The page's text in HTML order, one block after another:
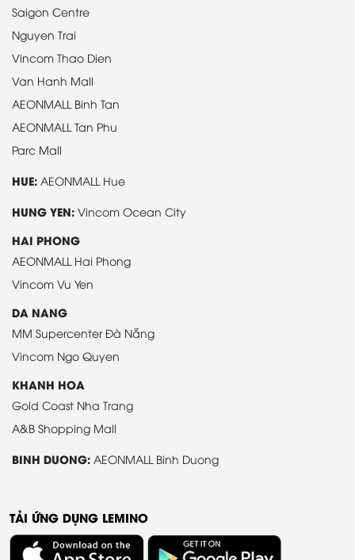
Saigon Centre
Nguyen Trai
Vincom Thao Dien
Van Hanh Mall
AEONMALL Binh Tan
AEONMALL Tan Phu
Parc Mall
HUE: AEONMALL Hue
HUNG YEN: Vincom Ocean City
HAI PHONG
AEONMALL Hai Phong
Vincom Vu Yen
DA NANG
MM Supercenter Đà Nẵng
Vincom Ngo Quyen
KHANH HOA
Gold Coast Nha Trang
A&B Shopping Mall
BINH DUONG: AEONMALL Binh Duong
TẢI ỨNG DỤNG LEMINO